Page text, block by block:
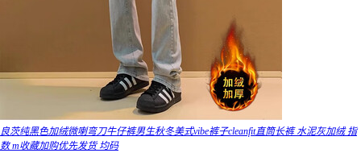
良茨纯黑色加绒微喇弯刀牛仔裤男生秋冬美式vibe裤子cleanfit直筒长裤 水泥灰加绒 指
数 m收藏加购优先发货 均码